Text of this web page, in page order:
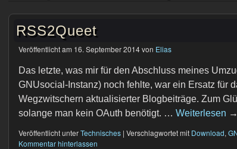
RSS2Queet
Veröffentlicht am 16. September 2014von Elias
Das letzte, was mir für den Abschluss meines
GNUsocial-Instanz) noch fehlte, war ein Ersatz für
Wegzwitschern aktualisierter Blogbeiträge. Zum
solange man kein OAuth benötigt. … Weiterlesen →
Veröffentlicht unterTechnisches | Verschlagwortet mit Download,
Kommentar hinterlassen